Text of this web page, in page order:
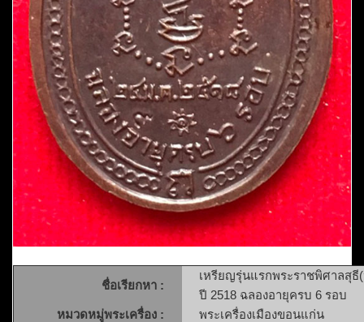
ชื่อเรียกหา :
เหรียญรุ่นแรกพระราชพิศาลสุ
ปี 2518 ฉลองอายุครบ 6 รอบ
หมวดหมู่พระเครื่อง :
พระเครื่องเมืองขอนแก่น